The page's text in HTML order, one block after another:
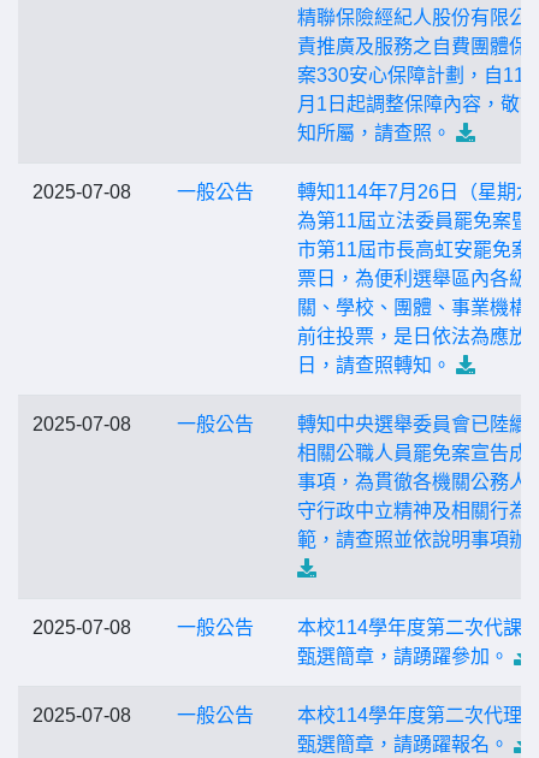
精聯保險經紀人股份有限公
責推廣及服務之自費團體保
案330安心保障計劃，自
月1日起調整保障內容，敬
知所屬，請查照。
2025-07-08 一般公告
轉知114年7月26日（星期六
為第11屆立法委員罷免案暨
市第11屆市長高虹安罷免案
票日，為便利選舉區內各級
關、學校、團體、事業機構
前往投票，是日依法為應放
日，請查照轉知。
2025-07-08 一般公告
轉知中央選舉委員會已陸續
相關公職人員罷免案宣告成
事項，為貫徹各機關公務人
守行政中立精神及相關行為
範，請查照並依說明事項辦
2025-07-08 一般公告
本校114學年度第二次代課
甄選簡章，請踴躍參加。
2025-07-08 一般公告
本校114學年度第二次代理
甄選簡章，請踴躍報名。